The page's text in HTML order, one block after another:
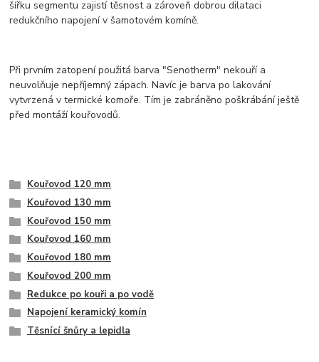
šířku segmentu zajistí těsnost a zároveň dobrou dilataci
redukčního napojení v šamotovém komíně.
Při prvním zatopení použitá barva "Senotherm" nekouří a
neuvolňuje nepříjemný zápach. Navíc je barva po lakování
vytvrzená v termické komoře. Tím je zabráněno poškrábání ještě
před montáží kouřovodů.
Kouřovod 120 mm
Kouřovod 130 mm
Kouřovod 150 mm
Kouřovod 160 mm
Kouřovod 180 mm
Kouřovod 200 mm
Redukce po kouři a po vodě
Napojení keramický komín
Těsnící šnůry a lepidla